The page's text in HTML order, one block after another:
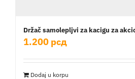
Držač samolepljvi za kacigu za
1.200 рсд
Dodaj u korpu